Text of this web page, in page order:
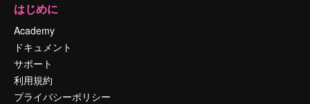
はじめに
Academy
ドキュメント
サポート
利用規約
プライバシーポリシー